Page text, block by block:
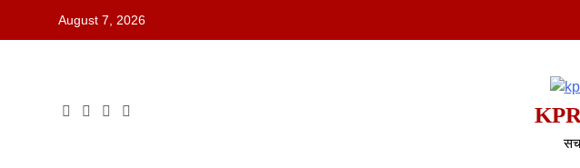
August 7, 2026